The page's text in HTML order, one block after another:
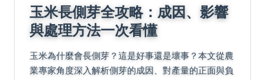
玉米長側芽全攻略：成因、影響
與處理方法一次看懂
玉米為什麼會長側芽？這是好事還是壞事？本文從農
業專家角度深入解析側芽的成因、對產量的正面與負